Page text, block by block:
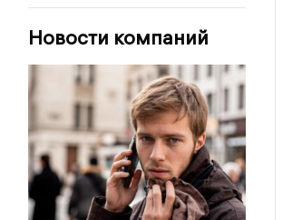
Новости компаний